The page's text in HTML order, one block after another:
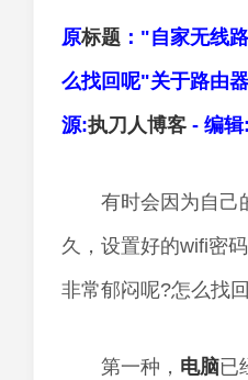
原标题 ："自家无线
么找回呢"关于路由
源:执刀人博客 - 编辑
有时会因为自己
久，设置好的wifi密
非常郁闷呢?怎么找
第一种， 电脑已